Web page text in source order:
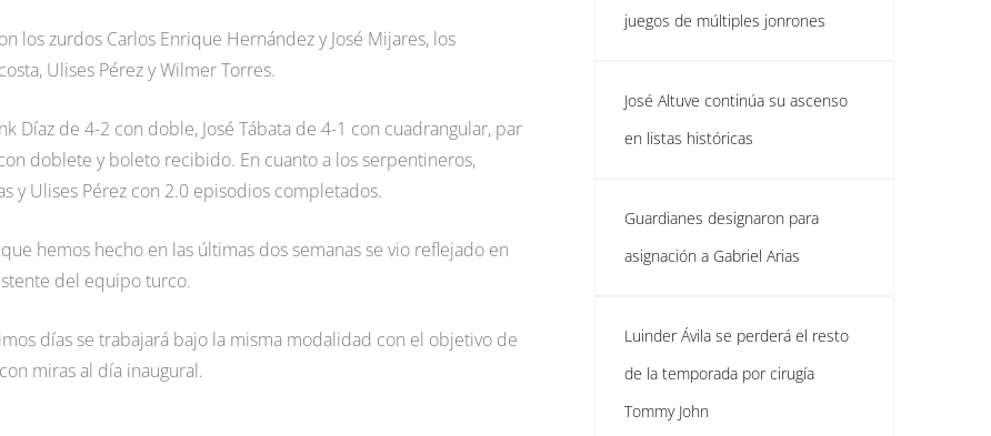
los zurdos Carlos Enrique Hernández y José Mijares, los
Ulises Pérez y Wilmer Torres.
Díaz de 4-2 con doble, José Tábata de 4-1 con cuadrangular, par
doblete y boleto recibido. En cuanto a los serpentineros,
y Ulises Pérez con 2.0 episodios completados.
hemos hecho en las últimas dos semanas se vio reflejado en
del equipo turco.
días se trabajará bajo la misma modalidad con el objetivo de
miras al día inaugural.
juegos de múltiples jonrones
José Altuve continúa su ascenso
en listas históricas
Guardianes designaron para
asignación a Gabriel Arias
Luinder Ávila se perderá el resto
de la temporada por cirugía
Tommy John